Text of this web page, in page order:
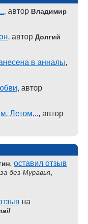
, автор Владимир
, автор Долгий
в анналы,
, автор
Летом..., автор
, оставил отзыв
без Муравья,
на